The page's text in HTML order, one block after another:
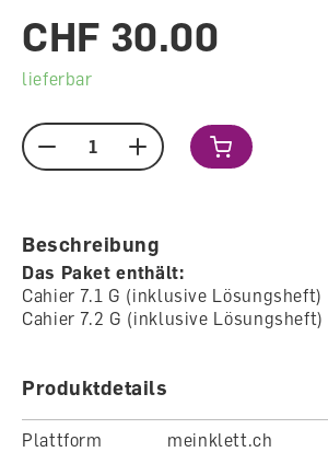
CHF 30.00
lieferbar
Menge
Beschreibung
Das Paket enthält:
Cahier 7.1 G (inklusive Lösungsheft)
Cahier 7.2 G (inklusive Lösungsheft)
Produktdetails
Plattform
meinklett.ch